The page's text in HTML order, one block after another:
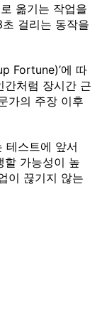
옮기는 작업을
걸리는 동작을
Fortune)’에 따
간처럼 장시간 근
가의 주장 이후
테스트에 앞서
할 가능성이 높
이 끊기지 않는